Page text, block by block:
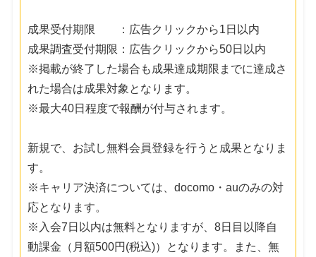
成果受付期限 ：広告クリックから1日以内
成果調査受付期限：広告クリックから50日以内
※掲載が終了した場合も成果達成期限までに達成さ
れた場合は成果対象となります。
※最大40日程度で報酬が付与されます。
新規で、お試し無料会員登録を行うと成果となりま
す。
※キャリア決済については、docomo・auのみの対
応となります。
※入会7日以内は無料となりますが、8日目以降自
動課金（月額500円(税込)）となります。また、無